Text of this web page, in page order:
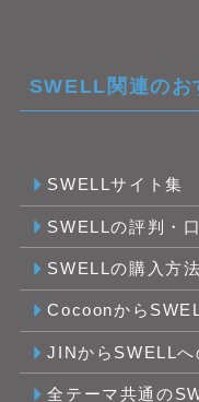
SWELL関連のお
SWELLサイト集
SWELLの評判・
SWELLの購入方
Cocoonから
JINからSWELLへ
全テーマ共通の